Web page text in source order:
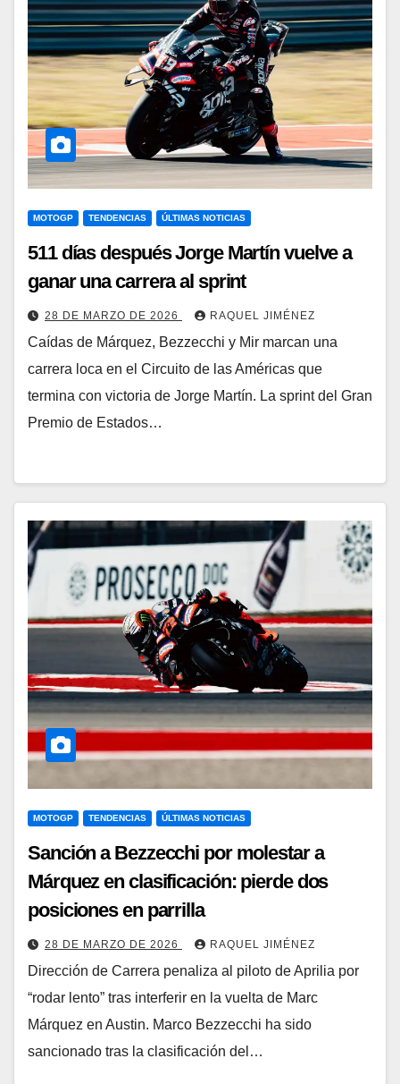
MOTOGP TENDENCIAS ÚLTIMAS NOTICIAS
511 días después Jorge Martín vuelve a
ganar una carrera al sprint
28 DE MARZO DE 2026 RAQUEL JIMÉNEZ
Caídas de Márquez, Bezzecchi y Mir marcan una
carrera loca en el Circuito de las Américas que
termina con victoria de Jorge Martín. La sprint del Gran
Premio de Estados…
MOTOGP TENDENCIAS ÚLTIMAS NOTICIAS
Sanción a Bezzecchi por molestar a
Márquez en clasificación: pierde dos
posiciones en parrilla
28 DE MARZO DE 2026 RAQUEL JIMÉNEZ
Dirección de Carrera penaliza al piloto de Aprilia por
“rodar lento” tras interferir en la vuelta de Marc
Márquez en Austin. Marco Bezzecchi ha sido
sancionado tras la clasificación del…